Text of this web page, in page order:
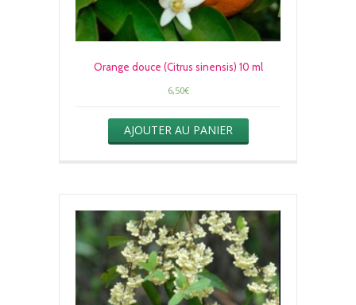
Orange douce (Citrus sinensis) 10 ml
6,50€
AJOUTER AU PANIER